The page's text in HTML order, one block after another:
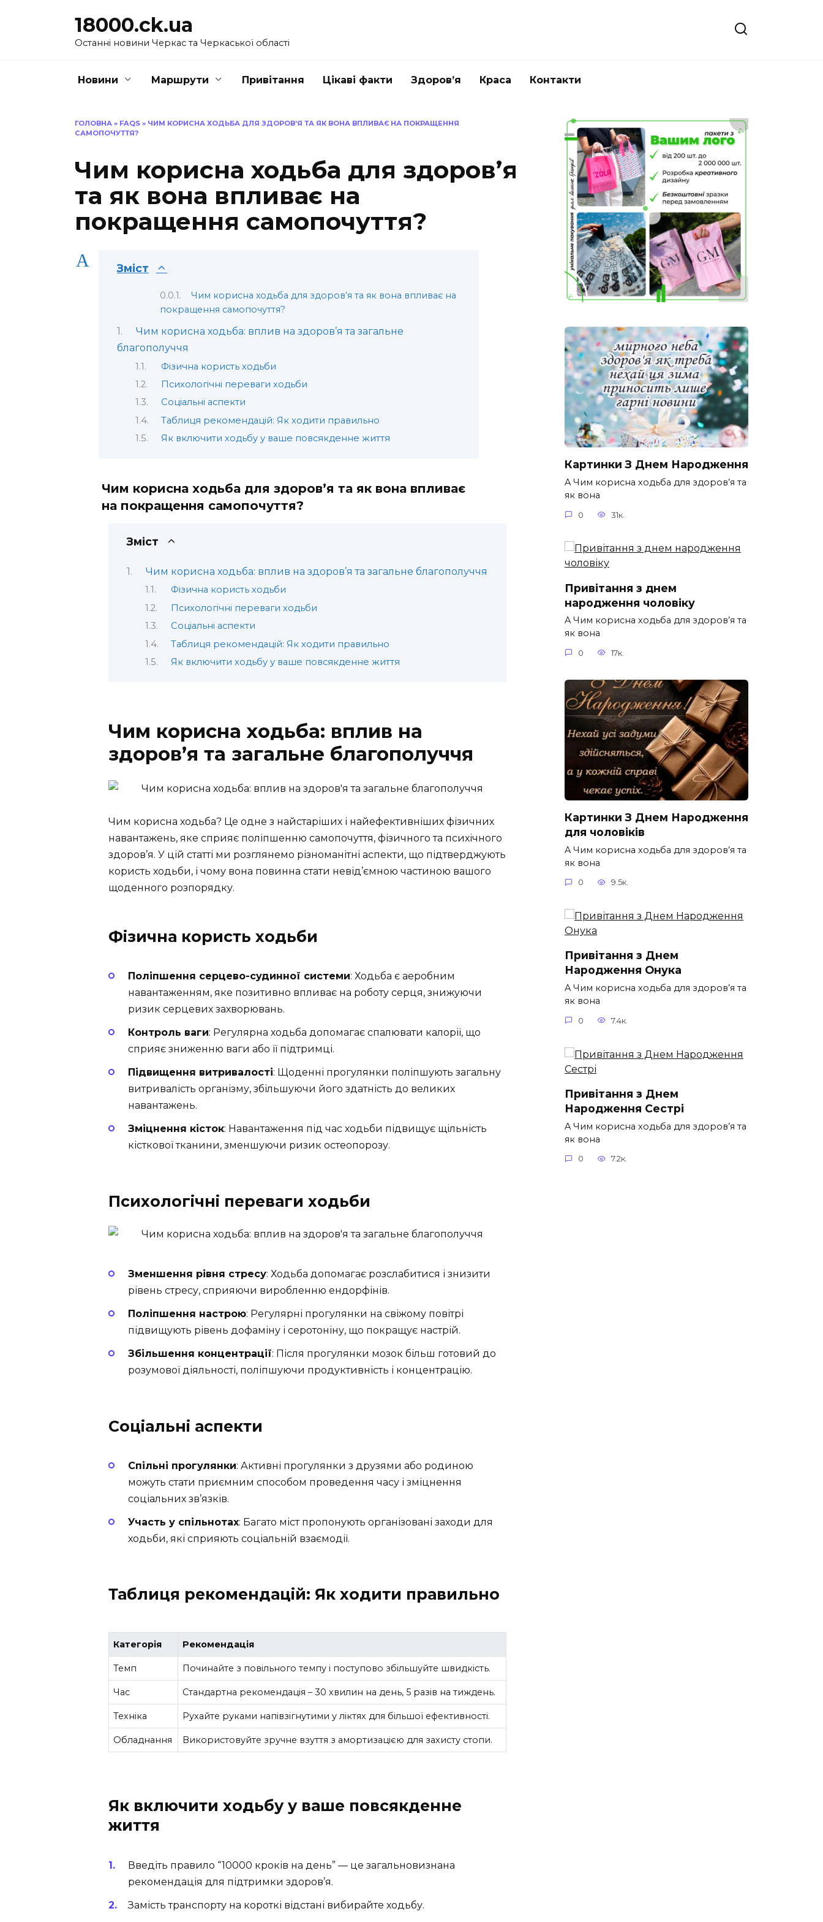
18000.ck.ua
Останні новини Черкас та Черкаської області
Новини Маршрути Привітання Цікаві факти Здоров’я Краса Контакти
ГОЛОВНА » FAQS » ЧИМ КОРИСНА ХОДЬБА ДЛЯ ЗДОРОВ’Я ТА ЯК ВОНА ВПЛИВАЄ НА ПОКРАЩЕННЯ
САМОПОЧУТТЯ?
Чим корисна ходьба для здоров’я
та як вона впливає на
покращення самопочуття?
A Зміст
Чим корисна ходьба для здоров’я та як вона впливає на
покращення самопочуття?
Чим корисна ходьба: вплив на здоров’я та загальне
благополуччя
Фізична користь ходьби
Психологічні переваги ходьби
Соціальні аспекти
Таблиця рекомендацій: Як ходити правильно
Як включити ходьбу у ваше повсякденне життя
Чим корисна ходьба для здоров’я та як вона впливає
на покращення самопочуття?
Зміст
Чим корисна ходьба: вплив на здоров’я та загальне благополуччя
Фізична користь ходьби
Психологічні переваги ходьби
Соціальні аспекти
Таблиця рекомендацій: Як ходити правильно
Як включити ходьбу у ваше повсякденне життя
Чим корисна ходьба: вплив на
здоров’я та загальне благополуччя
Чим корисна ходьба? Це одне з найстаріших і найефективніших фізичних
навантажень, яке сприяє поліпшенню самопочуття, фізичного та психічного
здоров’я. У цій статті ми розглянемо різноманітні аспекти, що підтверджують
користь ходьби, і чому вона повинна стати невід’ємною частиною вашого
щоденного розпорядку.
Фізична користь ходьби
Поліпшення серцево-судинної системи: Ходьба є аеробним
навантаженням, яке позитивно впливає на роботу серця, знижуючи
ризик серцевих захворювань.
Контроль ваги: Регулярна ходьба допомагає спалювати калорії, що
сприяє зниженню ваги або її підтримці.
Підвищення витривалості: Щоденні прогулянки поліпшують загальну
витривалість організму, збільшуючи його здатність до великих
навантажень.
Зміцнення кісток: Навантаження під час ходьби підвищує щільність
кісткової тканини, зменшуючи ризик остеопорозу.
Психологічні переваги ходьби
Зменшення рівня стресу: Ходьба допомагає розслабитися і знизити
рівень стресу, сприяючи виробленню ендорфінів.
Поліпшення настрою: Регулярні прогулянки на свіжому повітрі
підвищують рівень дофаміну і серотоніну, що покращує настрій.
Збільшення концентрації: Після прогулянки мозок більш готовий до
розумової діяльності, поліпшуючи продуктивність і концентрацію.
Соціальні аспекти
Спільні прогулянки: Активні прогулянки з друзями або родиною
можуть стати приємним способом проведення часу і зміцнення
соціальних зв’язків.
Участь у спільнотах: Багато міст пропонують організовані заходи для
ходьби, які сприяють соціальній взаємодії.
Таблиця рекомендацій: Як ходити правильно
Категорія Рекомендація
Темп Починайте з повільного темпу і поступово збільшуйте швидкість.
Час Стандартна рекомендація – 30 хвилин на день, 5 разів на тиждень.
Техніка Рухайте руками напівзігнутими у ліктях для більшої ефективності.
Обладнання Використовуйте зручне взуття з амортизацією для захисту стопи.
Як включити ходьбу у ваше повсякденне
життя
Введіть правило “10000 кроків на день” — це загальновизнана
рекомендація для підтримки здоров’я.
Замість транспорту на короткі відстані вибирайте ходьбу.
Картинки З Днем Народження
A Чим корисна ходьба для здоров’я та
як вона
0 31к.
Привітання з днем
народження чоловіку
A Чим корисна ходьба для здоров’я та
як вона
0 17к.
Картинки З Днем Народження
для чоловіків​
A Чим корисна ходьба для здоров’я та
як вона
0 9.5к.
Привітання з Днем
Народження Онука
A Чим корисна ходьба для здоров’я та
як вона
0 7.4к.
Привітання з Днем
Народження Сестрі
A Чим корисна ходьба для здоров’я та
як вона
0 7.2к.